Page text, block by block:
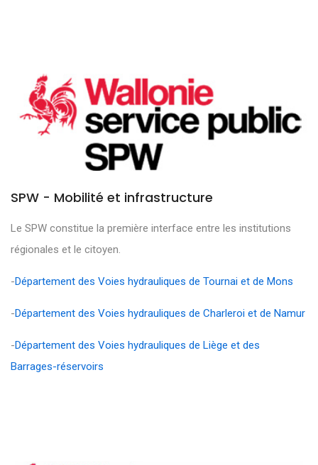
SPW - Mobilité et infrastructure
Le SPW constitue la première interface entre les institutions
régionales et le citoyen.
-Département des Voies hydrauliques de Tournai et de Mons
-Département des Voies hydrauliques de Charleroi et de Namur
-Département des Voies hydrauliques de Liège et des
Barrages-réservoirs